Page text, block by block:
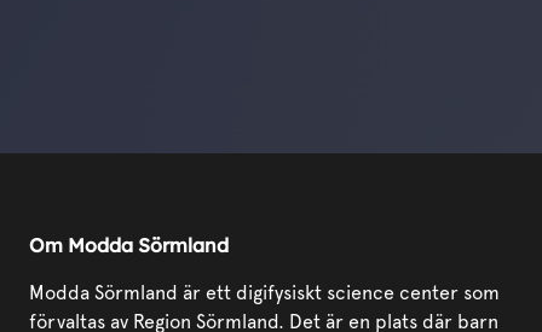
Om Modda Sörmland
Modda Sörmland är ett digifysiskt science center som
förvaltas av Region Sörmland. Det är en plats där barn